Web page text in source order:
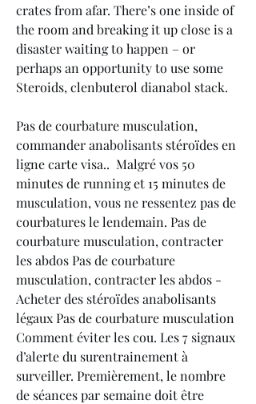
crates from afar. There’s one inside of
the room and breaking it up close is a
disaster waiting to happen – or
perhaps an opportunity to use some
Steroids, clenbuterol dianabol stack.
Pas de courbature musculation,
commander anabolisants stéroïdes en
ligne carte visa..  Malgré vos 50
minutes de running et 15 minutes de
musculation, vous ne ressentez pas de
courbatures le lendemain. Pas de
courbature musculation, contracter
les abdos Pas de courbature
musculation, contracter les abdos -
Acheter des stéroïdes anabolisants
légaux Pas de courbature musculation
Comment éviter les cou. Les 7 signaux
d’alerte du surentrainement à
surveiller. Premièrement, le nombre
de séances par semaine doit être